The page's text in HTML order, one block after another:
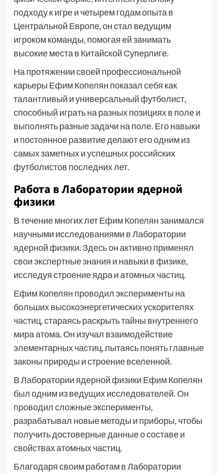
подходу к игре и четырем годам опыта в
Центральной Европе, он стал ведущим
игроком команды, помогая ей занимать
высокие места в Китайской Суперлиге.
На протяжении своей профессиональной
карьеры Ефим Копелян показал себя как
талантливый и универсальный футболист,
способный играть на разных позициях в поле и
выполнять разные задачи на поле. Его навыки
и постоянное развитие делают его одним из
самых заметных и успешных российских
футболистов последних лет.
Работа в Лаборатории ядерной
физики
В течение многих лет Ефим Копелян занимался
научными исследованиями в Лаборатории
ядерной физики. Здесь он активно применял
свои экспертные знания и навыки в физике,
исследуя строение ядра и атомных частиц.
Ефим Копелян проводил эксперименты на
больших высокоэнергетических ускорителях
частиц, стараясь раскрыть тайны внутреннего
мира атома. Он изучал взаимодействие
элементарных частиц, пытаясь понять главные
законы природы и строение вселенной.
В Лаборатории ядерной физики Ефим Копелян
был одним из ведущих исследователей. Он
проводил сложные эксперименты,
разрабатывал новые методы и приборы, чтобы
получить достоверные данные о составе и
свойствах атомных частиц.
Благодаря своим работам в Лаборатории